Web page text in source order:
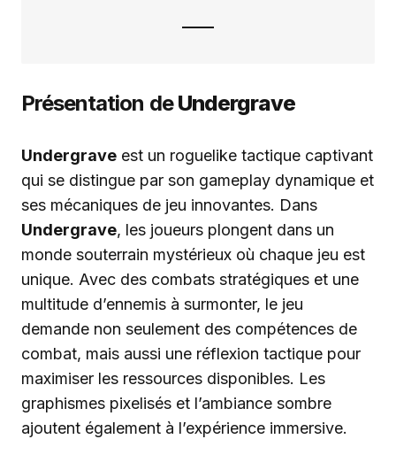
Présentation deUndergrave
Undergrave est un roguelike tactique captivant
qui se distingue par son gameplay dynamique et
ses mécaniques de jeu innovantes. Dans
Undergrave, les joueurs plongent dans un
monde souterrain mystérieux où chaque jeu est
unique. Avec des combats stratégiques et une
multitude d’ennemis à surmonter, le jeu
demande non seulement des compétences de
combat, mais aussi une réflexion tactique pour
maximiser les ressources disponibles. Les
graphismes pixelisés et l’ambiance sombre
ajoutent également à l’expérience immersive.